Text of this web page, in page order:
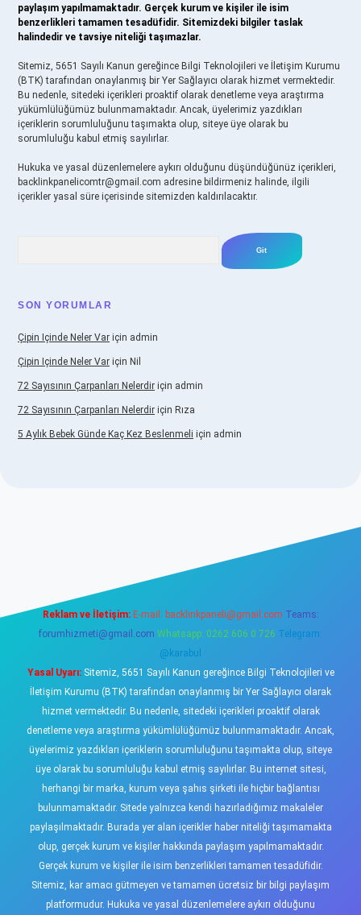
paylaşım yapılmamaktadır. Gerçek kurum ve kişiler ile isim
benzerlikleri tamamen tesadüfidir. Sitemizdeki bilgiler taslak
halindedir ve tavsiye niteliği taşımazlar.
Sitemiz, 5651 Sayılı Kanun gereğince Bilgi Teknolojileri ve İletişim Kurumu
(BTK) tarafından onaylanmış bir Yer Sağlayıcı olarak hizmet vermektedir.
Bu nedenle, sitedeki içerikleri proaktif olarak denetleme veya araştırma
yükümlülüğümüz bulunmamaktadır. Ancak, üyelerimiz yazdıkları
içeriklerin sorumluluğunu taşımakta olup, siteye üye olarak bu
sorumluluğu kabul etmiş sayılırlar.
Hukuka ve yasal düzenlemelere aykırı olduğunu düşündüğünüz içerikleri,
backlinkpanelicomtr@gmail.com adresine bildirmeniz halinde, ilgili
içerikler yasal süre içerisinde sitemizden kaldırılacaktır.
SON YORUMLAR
Çipin Içinde Neler Var için admin
Çipin Içinde Neler Var için Nil
72 Sayısının Çarpanları Nelerdir için admin
72 Sayısının Çarpanları Nelerdir için Rıza
5 Aylık Bebek Günde Kaç Kez Beslenmeli için admin
Reklam ve İletişim: E-mail: backlinkpaneli@gmail.com Teams:
forumhizmeti@gmail.com Whatsapp: 0262 606 0 726 Telegram:
@karabul
Yasal Uyarı:Sitemiz, 5651 Sayılı Kanun gereğince Bilgi Teknolojileri ve
İletişim Kurumu (BTK) tarafından onaylanmış bir Yer Sağlayıcı olarak
hizmet vermektedir. Bu nedenle, sitedeki içerikleri proaktif olarak
denetleme veya araştırma yükümlülüğümüz bulunmamaktadır. Ancak,
üyelerimiz yazdıkları içeriklerin sorumluluğunu taşımakta olup, siteye
üye olarak bu sorumluluğu kabul etmiş sayılırlar. Bu internet sitesi,
herhangi bir marka, kurum veya şahıs şirketi ile hiçbir bağlantısı
bulunmamaktadır. Sitede yalnızca kendi hazırladığımız makaleler
paylaşılmaktadır. Burada yer alan içerikler haber niteliği taşımamakta
olup, gerçek kurum ve kişiler hakkında paylaşım yapılmamaktadır.
Gerçek kurum ve kişiler ile isim benzerlikleri tamamen tesadüfidir.
Sitemiz, kar amacı gütmeyen ve tamamen ücretsiz bir bilgi paylaşım
platformudur. Hukuka ve yasal düzenlemelere aykırı olduğunu